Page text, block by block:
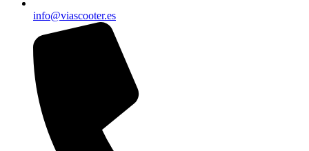
info@viascooter.es